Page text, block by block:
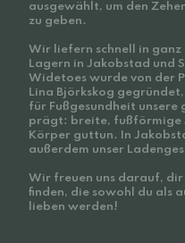
ausgewählt, um den
zu geben.
Wir liefern schnell in ganz
Lagern in Jakobstad und
Widetoes wurde von der
Lina Björkskog
für Fußgesundheit unsere
prägt: breite, fußförmige
Körper guttun. In
außerdem unser
Wir freuen uns darauf, dir
finden, die sowohl du als
lieben werden!